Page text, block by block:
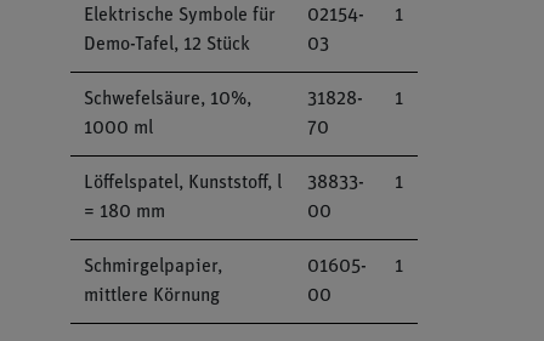
Elektrische Symbole für
Demo-Tafel, 12 Stück
02154-
03
1
Schwefelsäure, 10%,
1000 ml
31828-
70
1
Löffelspatel, Kunststoff, l
= 180 mm
38833-
00
1
Schmirgelpapier,
mittlere Körnung
01605-
00
1